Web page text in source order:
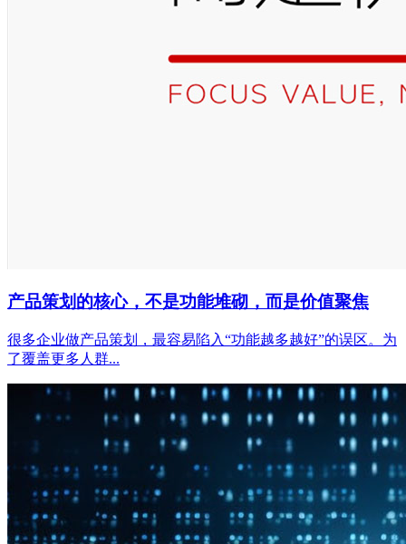
产品策划的核心，不是功能堆砌，而是价值聚焦
很多企业做产品策划，最容易陷入“功能越多越好”的误区。为
了覆盖更多人群...